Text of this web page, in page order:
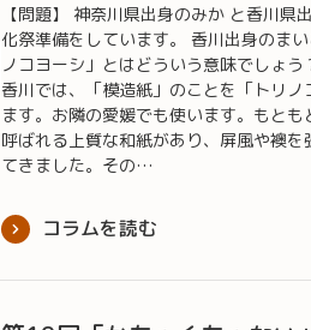
【問題】 神奈川県出身のみか と香川県
化祭準備をしています。 香川出身のま
ノコヨーシ」とはどういう意味でし
香川では、「模造紙」のことを「トリノ
ます。お隣の愛媛でも使います。もとも
呼ばれる上質な和紙があり、屏風や襖を
てきました。その…
コラムを読む